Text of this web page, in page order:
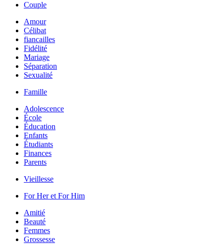
Couple
Amour
Célibat
fiancailles
Fidélité
Mariage
Séparation
Sexualité
Famille
Adolescence
École
Éducation
Enfants
Étudiants
Finances
Parents
Vieillesse
For Her et For Him
Amitié
Beauté
Femmes
Grossesse